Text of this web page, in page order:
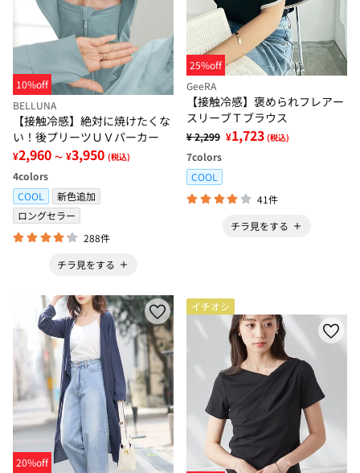
10%off
BELLUNA
【接触冷感】絶対に焼けたくな
い！後プリーツＵＶパーカー
¥2,960 ～ ¥3,950 (税込)
4colors
COOL
新色追加
ロングセラー
288件
チラ見をする
25%off
GeeRA
【接触冷感】褒められフレアー
スリーブＴブラウス
¥ 2,299 ¥1,723 (税込)
7colors
COOL
41件
チラ見をする
20%off
イチオシ